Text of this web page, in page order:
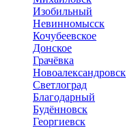
Изобильный
Невинномысск
Кочубеевское
Донское
Грачёвка
Новоалександровск
Светлоград
Благодарный
Будённовск
Георгиевск